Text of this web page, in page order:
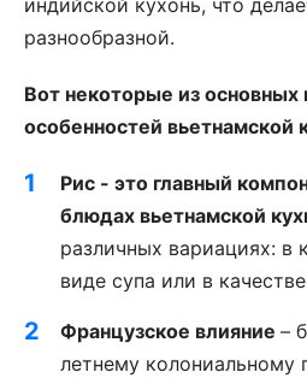
индийской кухонь, что
разнообразной.
Вот некоторые из основных
особенностей вьетнамской
Рис - это главный
блюдах вьетнамской
различных вариациях: в
виде супа или в
Французское влияние –
летнему колониальному